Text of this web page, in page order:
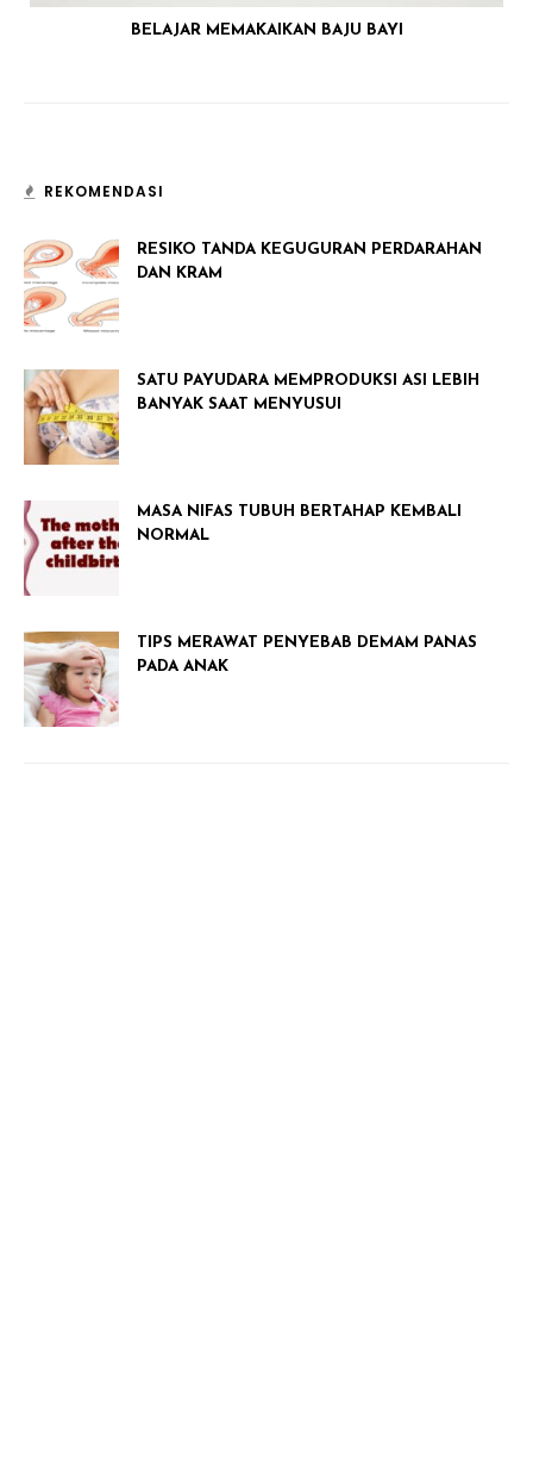
BELAJAR MEMAKAIKAN BAJU BAYI
REKOMENDASI
RESIKO TANDA KEGUGURAN PERDARAHAN
DAN KRAM
SATU PAYUDARA MEMPRODUKSI ASI LEBIH
BANYAK SAAT MENYUSUI
MASA NIFAS TUBUH BERTAHAP KEMBALI
NORMAL
TIPS MERAWAT PENYEBAB DEMAM PANAS
PADA ANAK